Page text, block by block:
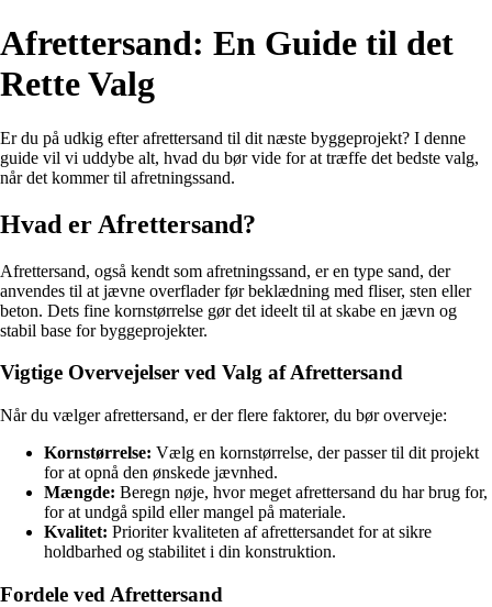
Afrettersand: En Guide til det
Rette Valg
Er du på udkig efter afrettersand til dit næste byggeprojekt? I denne
guide vil vi uddybe alt, hvad du bør vide for at træffe det bedste valg,
når det kommer til afretningssand.
Hvad er Afrettersand?
Afrettersand, også kendt som afretningssand, er en type sand, der
anvendes til at jævne overflader før beklædning med fliser, sten eller
beton. Dets fine kornstørrelse gør det ideelt til at skabe en jævn og
stabil base for byggeprojekter.
Vigtige Overvejelser ved Valg af Afrettersand
Når du vælger afrettersand, er der flere faktorer, du bør overveje:
Kornstørrelse: Vælg en kornstørrelse, der passer til dit projekt
for at opnå den ønskede jævnhed.
Mængde: Beregn nøje, hvor meget afrettersand du har brug for,
for at undgå spild eller mangel på materiale.
Kvalitet: Prioriter kvaliteten af afrettersandet for at sikre
holdbarhed og stabilitet i din konstruktion.
Fordele ved Afrettersand